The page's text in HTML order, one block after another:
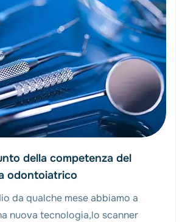
della competenza del
odontoiatrico
da qualche mese abbiamo a
nuova tecnologia,lo scanner